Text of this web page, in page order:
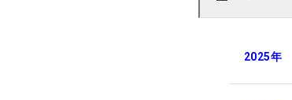
2025年